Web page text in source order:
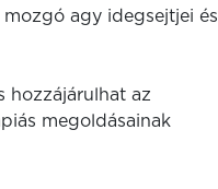
agy idegsejtjei és
hozzájárulhat az
megoldásainak